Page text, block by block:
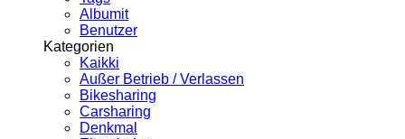
Albumit
Benutzer
Kategorien
Kaikki
Außer Betrieb / Verlassen
Bikesharing
Carsharing
Denkmal